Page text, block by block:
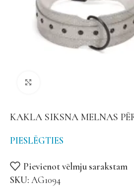
KAKLA SIKSNA MELNAS
PIESLĒGTIES
Pievienot vēlmju sarakstam
SKU: AG1094